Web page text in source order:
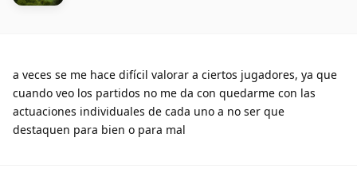
a veces se me hace difícil valorar a ciertos jugadores, ya que
cuando veo los partidos no me da con quedarme con las
actuaciones individuales de cada uno a no ser que
destaquen para bien o para mal